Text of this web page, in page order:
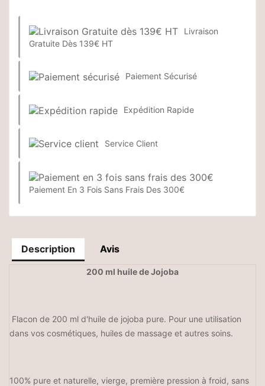
Livraison
Gratuite Dès 139€ HT
Paiement Sécurisé
Expédition Rapide
Service Client
Paiement En 3 Fois Sans Frais Des 300€
Description Avis
200 ml huile de Jojoba
Flacon de 200 ml d'huile de jojoba pure. Pour une utilisation
dans vos cosmétiques, huiles de massage et autres soins.
100% pure et naturelle, vierge, première pression à froid, sans